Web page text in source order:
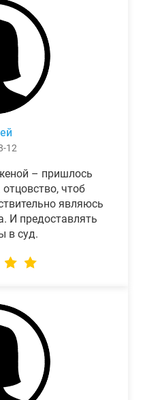
12
– пришлось
чтоб
являюсь
И предоставлять
в суд.